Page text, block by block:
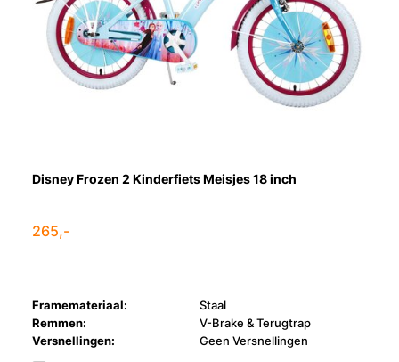
Disney Frozen 2 Kinderfiets Meisjes 18 inch
265,-
Framemateriaal:
Staal
Remmen:
V-Brake & Terugtrap
Versnellingen:
Geen Versnellingen